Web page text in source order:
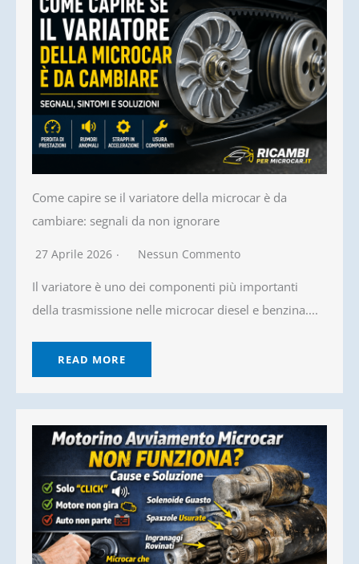
Come capire se il variatore della microcar è da
cambiare: segnali da non ignorare
27 Aprile 2026 Nessun Commento
Il variatore è uno dei componenti più importanti
della trasmissione nelle microcar diesel e benzina....
READ MORE